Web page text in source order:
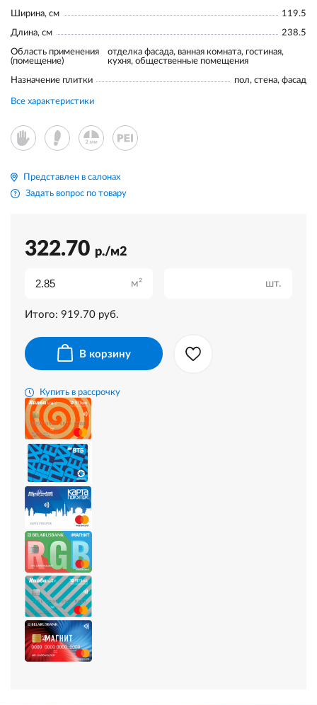
Ширина, см 119.5
Длина, см 238.5
Область применения
(помещение)
отделка фасада, ванная комната, гостиная,
кухня, общественные помещения
Назначение плитки пол, стена, фасад
Все характеристики
Представлен в салонах
Задать вопрос по товару
322.70 р./м2
м² шт.
Итого: 919.70 руб.
В корзину
Купить в рассрочку